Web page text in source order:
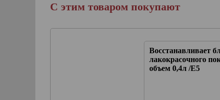
С этим товаром покупают
Восстанавливает
лакокрасочного
объем 0,4л /E5